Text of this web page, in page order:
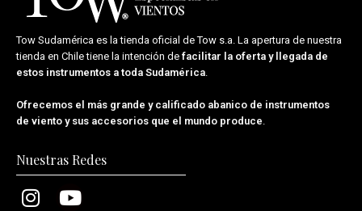
Tow Sudamérica es la tienda oficial deTow s.a. La apertura de nuestra
tienda en Chile tiene la intención de facilitar la oferta y llegada de
estos instrumentos a toda Sudamérica.
Ofrecemos el más grande y calificado abanico de instrumentos
de viento y sus accesorios que el mundo produce.
Nuestras Redes